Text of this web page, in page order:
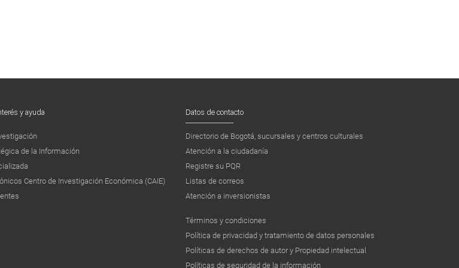
y ayuda
de la Información
Centro de Investigación Económica (CAIE)
Datos de contacto
Directorio de Bogotá, sucursales y centros culturales
Atención a la ciudadanía
Registre su PQR
Listas de correos
Atención a inversionistas
Términos y condiciones
Política de privacidad y tratamiento de datos personales
Políticas de derechos de autor y Propiedad intelectual
Políticas de seguridad de la información